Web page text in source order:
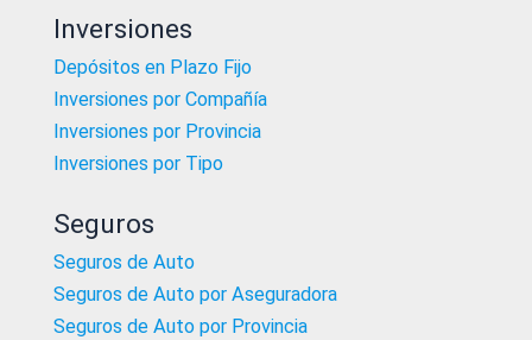
Inversiones
Depósitos en Plazo Fijo
Inversiones por Compañía
Inversiones por Provincia
Inversiones por Tipo
Seguros
Seguros de Auto
Seguros de Auto por Aseguradora
Seguros de Auto por Provincia